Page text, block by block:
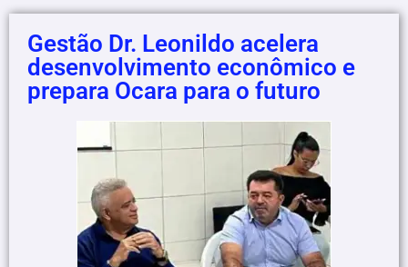
Gestão Dr. Leonildo acelera
desenvolvimento econômico e
prepara Ocara para o futuro